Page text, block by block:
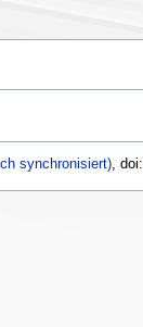
synchronisiert), doi: